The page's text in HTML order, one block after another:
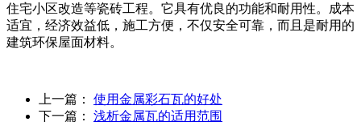
住宅小区改造等瓷砖工程。它具有优良的功能和耐用性。成本
适宜，经济效益低，施工方便，不仅安全可靠，而且是耐用的
建筑环保屋面材料。
上一篇：
使用金属彩石瓦的好处
下一篇：
浅析金属瓦的适用范围